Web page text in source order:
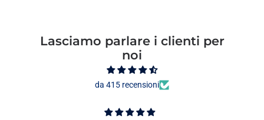
Lasciamo parlare i clienti per
noi
da 415 recensioni